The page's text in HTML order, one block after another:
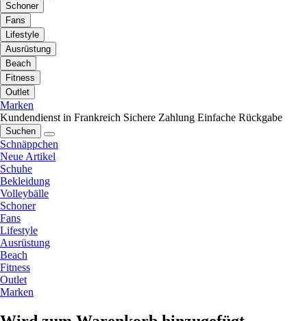
Schoner
Fans
Lifestyle
Ausrüstung
Beach
Fitness
Outlet
Marken
Kundendienst in Frankreich Sichere Zahlung Einfache Rückgabe
Suchen
Schnäppchen
Neue Artikel
Schuhe
Bekleidung
Volleybälle
Schoner
Fans
Lifestyle
Ausrüstung
Beach
Fitness
Outlet
Marken